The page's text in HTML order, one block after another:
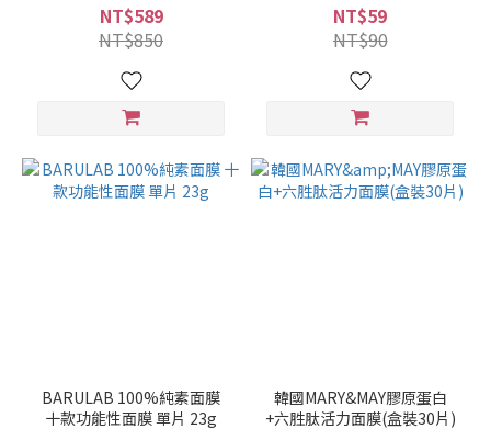
NT$589
NT$850
NT$59
NT$90
BARULAB 100%純素面膜
十款功能性面膜 單片 23g
韓國MARY&MAY膠原蛋白
+六胜肽活力面膜(盒裝30片)